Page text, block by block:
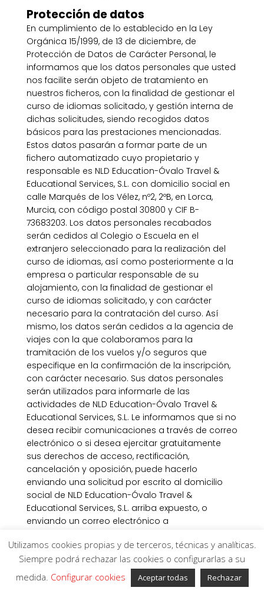
Protección de datos
En cumplimiento de lo establecido en la Ley
Orgánica 15/1999, de 13 de diciembre, de
Protección de Datos de Carácter Personal, le
informamos que los datos personales que usted
nos facilite serán objeto de tratamiento en
nuestros ficheros, con la finalidad de gestionar el
curso de idiomas solicitado, y gestión interna de
dichas solicitudes, siendo recogidos datos
básicos para las prestaciones mencionadas.
Estos datos pasarán a formar parte de un
fichero automatizado cuyo propietario y
responsable es NLD Education-Óvalo Travel &
Educational Services, S.L. con domicilio social en
calle Marqués de los Vélez, nº2, 2ºB, en Lorca,
Murcia, con código postal 30800 y CIF B-
73683203. Los datos personales recabados
serán cedidos al Colegio o Escuela en el
extranjero seleccionado para la realización del
curso de idiomas, así como posteriormente a la
empresa o particular responsable de su
alojamiento, con la finalidad de gestionar el
curso de idiomas solicitado, y con carácter
necesario para la contratación del curso. Así
mismo, los datos serán cedidos a la agencia de
viajes con la que colaboramos para la
tramitación de los vuelos y/o seguros que
especifique en la confirmación de la inscripción,
con carácter necesario. Sus datos personales
serán utilizados para informarle de las
actividades de NLD Education-Óvalo Travel &
Educational Services, S.L. Le informamos que si no
desea recibir comunicaciones a través de correo
electrónico o si desea ejercitar gratuitamente
sus derechos de acceso, rectificación,
cancelación y oposición, puede hacerlo
enviando una solicitud por escrito al domicilio
social de NLD Education-Óvalo Travel &
Educational Services, S.L. arriba expuesto, o
enviando un correo electrónico a
en derecho, como fotocopia del DNI, e indicando
en el asunto del mismo “PROTECCION DE DATOS”.
Utilizamos cookies propias y de terceros, técnicas y analíticas.
Siempre podrá rechazar las cookies o configurarlas a su
medida. Configurar cookies Aceptar todas Rechazar